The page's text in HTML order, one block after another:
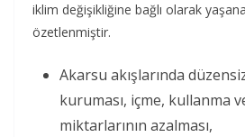
iklim değişikliğine bağlı olarak
özetlenmiştir.
Akarsu akışlarında
kuruması, içme, kullanma
miktarlarının azalması,